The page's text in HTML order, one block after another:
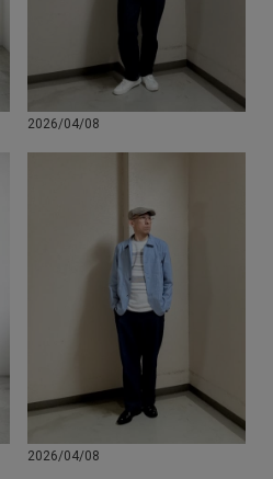
2026/04/08
2026/04/08